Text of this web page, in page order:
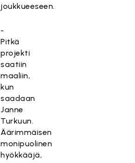
joukkueeseen.
-
Pitkä
projekti
saatiin
maaliin,
kun
saadaan
Janne
Turkuun.
Äärimmäisen
monipuolinen
hyökkääjä,